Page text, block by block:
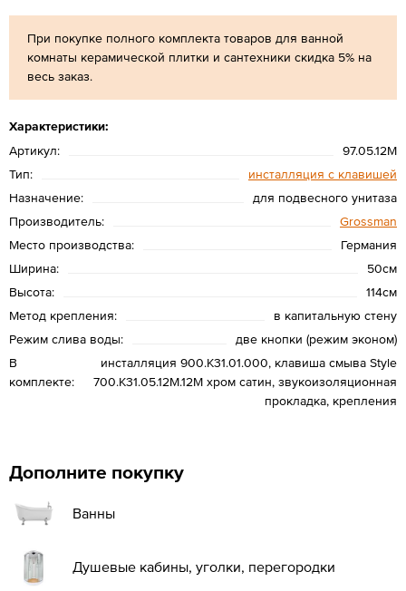
При покупке полного комплекта товаров для ванной
комнаты керамической плитки и сантехники скидка 5% на
весь заказ.
Характеристики:
Артикул:
97.05.12M
Тип:
инсталляция с клавишей
Назначение:
для подвесного унитаза
Производитель:
Grossman
Место производства:
Германия
Ширина:
50см
Высота:
114см
Метод крепления:
в капитальную стену
Режим слива воды:
две кнопки (режим эконом)
В
комплекте:
инсталляция 900.K31.01.000, клавиша смыва Style
700.K31.05.12M.12M хром сатин, звукоизоляционная
прокладка, крепления
Дополните покупку
Ванны
Душевые кабины, уголки, перегородки